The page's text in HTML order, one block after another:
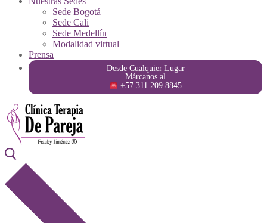
Sede Bogotá
Sede Cali
Sede Medellín
Modalidad virtual
Prensa
Desde Cualquier Lugar
Márcanos al
+57 311 209 8845